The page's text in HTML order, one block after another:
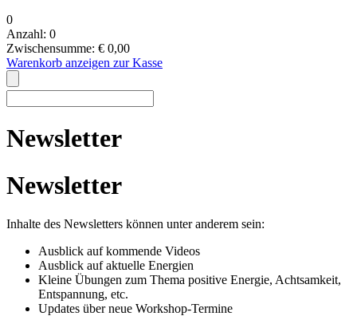
0
Anzahl: 0
Zwischensumme: € 0,00
Warenkorb anzeigen zur Kasse
Newsletter
Newsletter
Inhalte des Newsletters können unter anderem sein:
Ausblick auf kommende Videos
Ausblick auf aktuelle Energien
Kleine Übungen zum Thema positive Energie, Achtsamkeit,
Entspannung, etc.
Updates über neue Workshop-Termine